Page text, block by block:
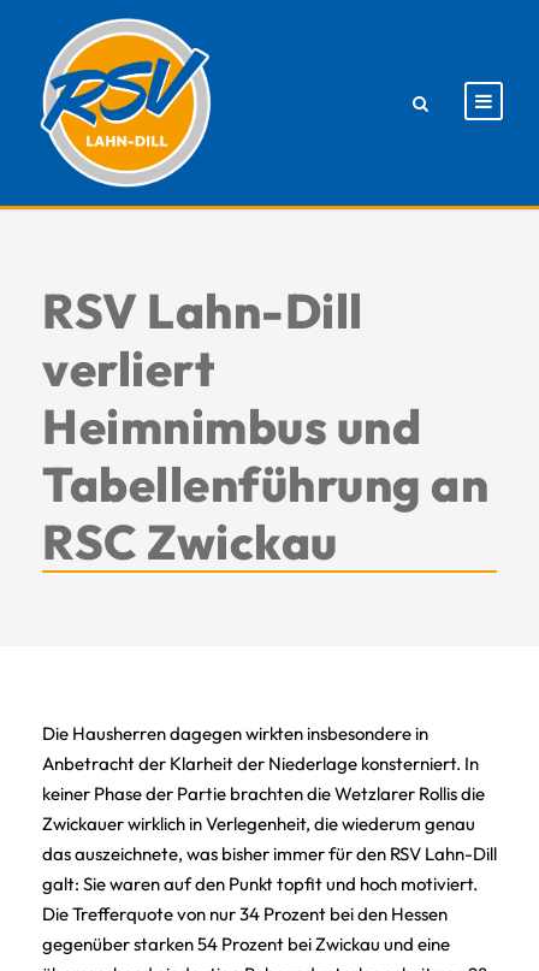
RSV Lahn-Dill
verliert
Heimnimbus und
Tabellenführung an
RSC Zwickau
Die Hausherren dagegen wirkten insbesondere in
Anbetracht der Klarheit der Niederlage konsterniert. In
keiner Phase der Partie brachten die Wetzlarer Rollis die
Zwickauer wirklich in Verlegenheit, die wiederum genau
das auszeichnete, was bisher immer für den RSV Lahn-Dill
galt: Sie waren auf den Punkt topfit und hoch motiviert.
Die Trefferquote von nur 34 Prozent bei den Hessen
gegenüber starken 54 Prozent bei Zwickau und eine